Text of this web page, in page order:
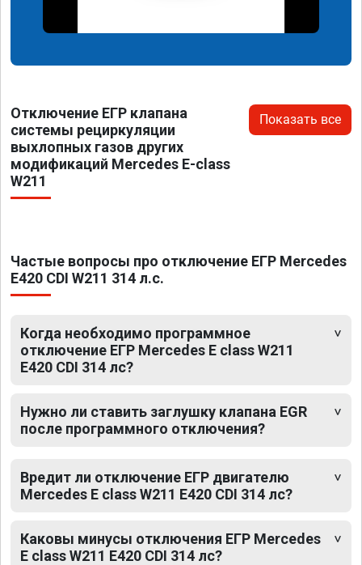
Отключение ЕГР клапана
системы рециркуляции
выхлопных газов других
модификаций Mercedes E-class
W211
Показать все
Частые вопросы про отключение ЕГР Mercedes
E420 CDI W211 314 л.с.
Когда необходимо программное
отключение ЕГР Mercedes E class W211
E420 CDI 314 лс?
Нужно ли ставить заглушку клапана EGR
после программного отключения?
Вредит ли отключение ЕГР двигателю
Mercedes E class W211 E420 CDI 314 лс?
Каковы минусы отключения ЕГР Mercedes
E class W211 E420 CDI 314 лс?